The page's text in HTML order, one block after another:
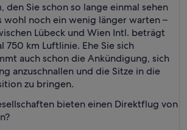
den Sie schon so lange einmal sehen
wohl noch ein wenig länger warten –
Lübeck und Wien Intl. beträgt
750 km Luftlinie. Ehe Sie sich
auch schon die Ankündigung, sich
anzuschnallen und die Sitze in die
zu bringen.
bieten einen Direktflug von